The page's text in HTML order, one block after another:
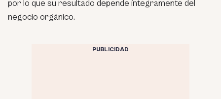
por lo que su resultado depende íntegramente del
negocio orgánico.
PUBLICIDAD